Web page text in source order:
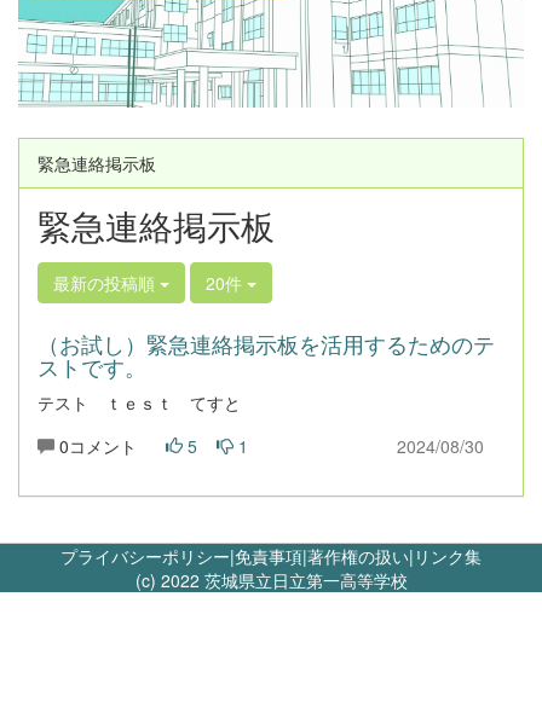
緊急連絡掲示板
緊急連絡掲示板
最新の投稿順 20件
（お試し）緊急連絡掲示板を活用するためのテ
ストです。
テスト ｔｅｓｔ てすと
0コメント
5 1 2024/08/30
プライバシーポリシー|免責事項|著作権の扱い| リンク集
(c) 2022 茨城県立日立第一高等学校